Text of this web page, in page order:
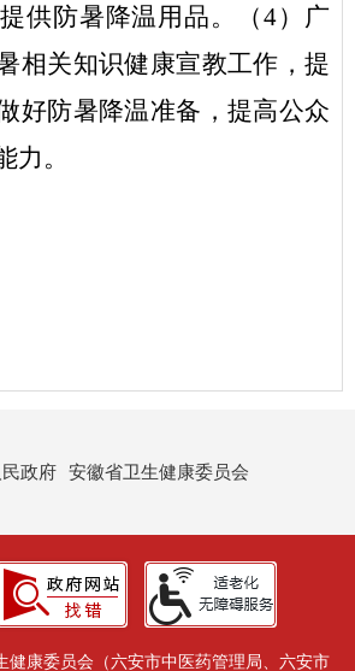
供防暑降温用品。（4）广
相关知识健康宣教工作，提
好防暑降温准备，提高公众
力。
政府 安徽省卫生健康委员会
健康委员会（六安市中医药管理局、六安市